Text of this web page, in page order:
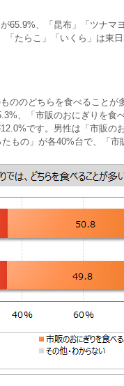
65.9%、「昆布」「ツナマ
「たらこ」「いくら」は東
ののどちらを食べることが
、「市販のおにぎりを食
です。男性は「市販の
もの」が各40%台で、「